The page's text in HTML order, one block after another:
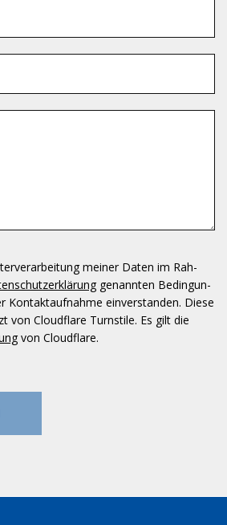
mei­ner Daten im Rah­
genann­ten Bedin­gun­
Kon­takt­auf­nahme ein­ver­stan­den. Diese
von Cloud­flare Turn­stile. Es gilt die
von Cloud­flare.